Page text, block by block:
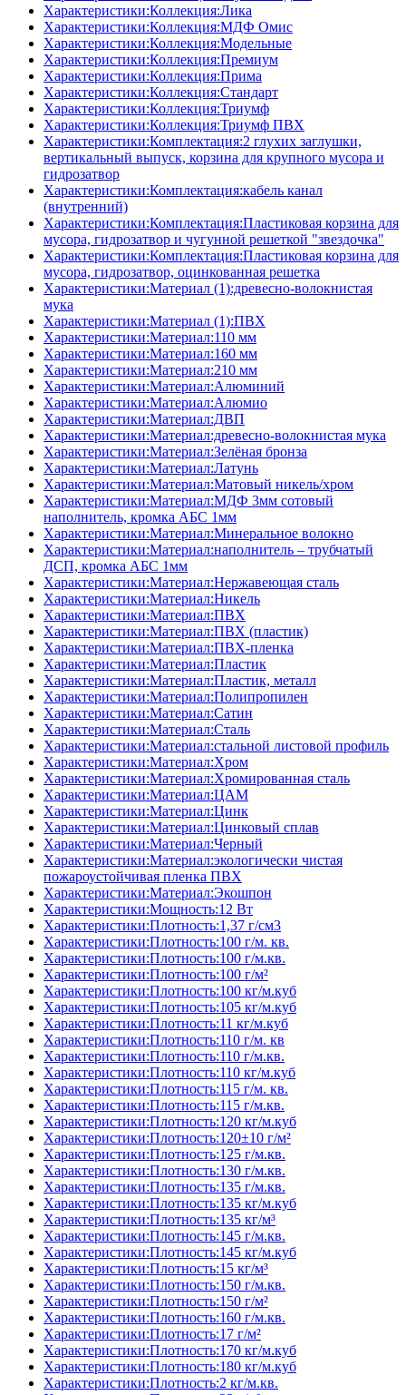
Характеристики:Коллекция:Лика
Характеристики:Коллекция:МДФ Омис
Характеристики:Коллекция:Модельные
Характеристики:Коллекция:Премиум
Характеристики:Коллекция:Прима
Характеристики:Коллекция:Стандарт
Характеристики:Коллекция:Триумф
Характеристики:Коллекция:Триумф ПВХ
Характеристики:Комплектация:2 глухих заглушки,
вертикальный выпуск, корзина для крупного мусора и
гидрозатвор
Характеристики:Комплектация:кабель канал
(внутренний)
Характеристики:Комплектация:Пластиковая корзина для
мусора, гидрозатвор и чугунной решеткой "звездочка"
Характеристики:Комплектация:Пластиковая корзина для
мусора, гидрозатвор, оцинкованная решетка
Характеристики:Материал (1):древесно-волокнистая
мука
Характеристики:Материал (1):ПВХ
Характеристики:Материал:110 мм
Характеристики:Материал:160 мм
Характеристики:Материал:210 мм
Характеристики:Материал:Алюминий
Характеристики:Материал:Алюмио
Характеристики:Материал:ДВП
Характеристики:Материал:древесно-волокнистая мука
Характеристики:Материал:Зелёная бронза
Характеристики:Материал:Латунь
Характеристики:Материал:Матовый никель/хром
Характеристики:Материал:МДФ 3мм сотовый
наполнитель, кромка AБC 1мм
Характеристики:Материал:Минеральное волокно
Характеристики:Материал:наполнитель – трубчатый
ДСП, кромка AБC 1мм
Характеристики:Материал:Нержавеющая сталь
Характеристики:Материал:Никель
Характеристики:Материал:ПВХ
Характеристики:Материал:ПВХ (пластик)
Характеристики:Материал:ПВХ-пленка
Характеристики:Материал:Пластик
Характеристики:Материал:Пластик, металл
Характеристики:Материал:Полипропилен
Характеристики:Материал:Сатин
Характеристики:Материал:Сталь
Характеристики:Материал:стальной листовой профиль
Характеристики:Материал:Хром
Характеристики:Материал:Хромированная сталь
Характеристики:Материал:ЦАМ
Характеристики:Материал:Цинк
Характеристики:Материал:Цинковый сплав
Характеристики:Материал:Черный
Характеристики:Материал:экологически чистая
пожароустойчивая пленка ПВХ
Характеристики:Материал:Экошпон
Характеристики:Мощность:12 Вт
Характеристики:Плотность:1,37 г/см3
Характеристики:Плотность:100 г/м. кв.
Характеристики:Плотность:100 г/м.кв.
Характеристики:Плотность:100 г/м²
Характеристики:Плотность:100 кг/м.куб
Характеристики:Плотность:105 кг/м.куб
Характеристики:Плотность:11 кг/м.куб
Характеристики:Плотность:110 г/м. кв
Характеристики:Плотность:110 г/м.кв.
Характеристики:Плотность:110 кг/м.куб
Характеристики:Плотность:115 г/м. кв.
Характеристики:Плотность:115 г/м.кв.
Характеристики:Плотность:120 кг/м.куб
Характеристики:Плотность:120±10 г/м²
Характеристики:Плотность:125 г/м.кв.
Характеристики:Плотность:130 г/м.кв.
Характеристики:Плотность:135 г/м.кв.
Характеристики:Плотность:135 кг/м.куб
Характеристики:Плотность:135 кг/м³
Характеристики:Плотность:145 г/м.кв.
Характеристики:Плотность:145 кг/м.куб
Характеристики:Плотность:15 кг/м³
Характеристики:Плотность:150 г/м.кв.
Характеристики:Плотность:150 г/м²
Характеристики:Плотность:160 г/м.кв.
Характеристики:Плотность:17 г/м²
Характеристики:Плотность:170 кг/м.куб
Характеристики:Плотность:180 кг/м.куб
Характеристики:Плотность:2 кг/м.кв.